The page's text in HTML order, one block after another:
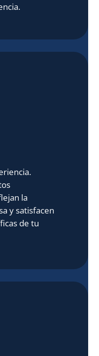
la
y satisfacen
de tu